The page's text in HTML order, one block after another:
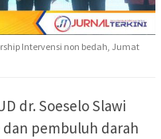
Intervensi non bedah, Jumat
dr. Soeselo Slawi
pembuluh darah